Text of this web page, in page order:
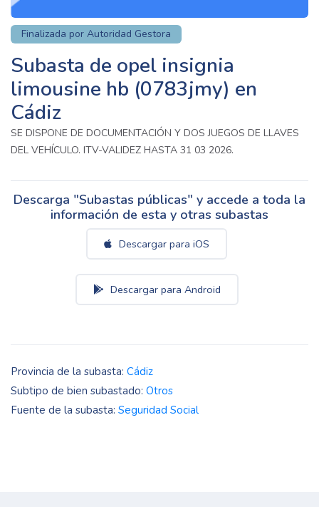
Finalizada por Autoridad Gestora
Subasta de opel insignia
limousine hb (0783jmy) en
Cádiz
SE DISPONE DE DOCUMENTACIÓN Y DOS JUEGOS DE LLAVES
DEL VEHÍCULO. ITV-VALIDEZ HASTA 31 03 2026.
Descarga "Subastas públicas" y accede a toda la
información de esta y otras subastas
Descargar para iOS
Descargar para Android
Provincia de la subasta: Cádiz
Subtipo de bien subastado: Otros
Fuente de la subasta: Seguridad Social